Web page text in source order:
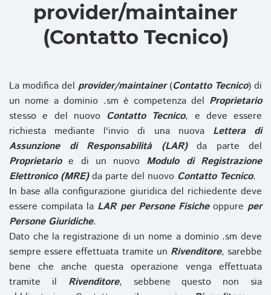
provider/maintainer
(Contatto Tecnico)
La modifica del provider/maintainer(Contatto Tecnico) di
un nome a dominio .sm è competenza del Proprietario
stesso e del nuovo Contatto Tecnico, e deve essere
richiesta mediante l'invio di una nuova Lettera di
Assunzione di Responsabilità (LAR)da parte del
Proprietarioe di un nuovo Modulo di Registrazione
Elettronico (MRE)da parte del nuovo Contatto Tecnico.
In base alla configurazione giuridica del richiedente deve
essere compilata la LAR per Persone Fisicheoppure per
Persone Giuridiche.
Dato che la registrazione di un nome a dominio .sm deve
sempre essere effettuata tramite un Rivenditore, sarebbe
bene che anche questa operazione venga effettuata
tramite il Rivenditore, sebbene questo non sia